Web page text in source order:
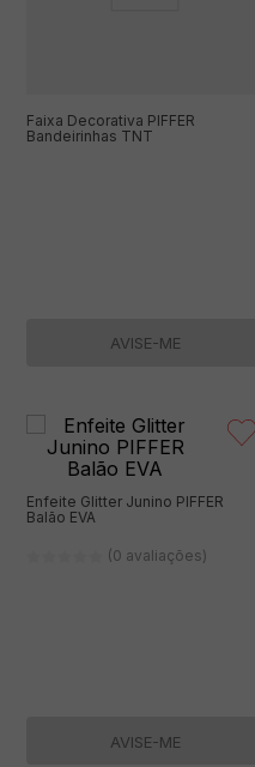
Faixa Decorativa PIFFER
Bandeirinhas TNT
AVISE-ME
Enfeite Glitter Junino PIFFER
Balão EVA
(0 avaliações)
AVISE-ME